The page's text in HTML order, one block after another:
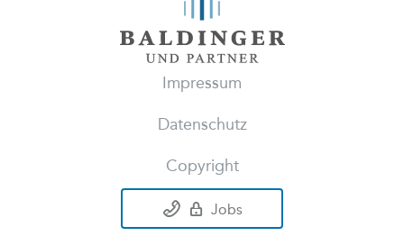
Jobs
Impressum
Datenschutz
Copyright